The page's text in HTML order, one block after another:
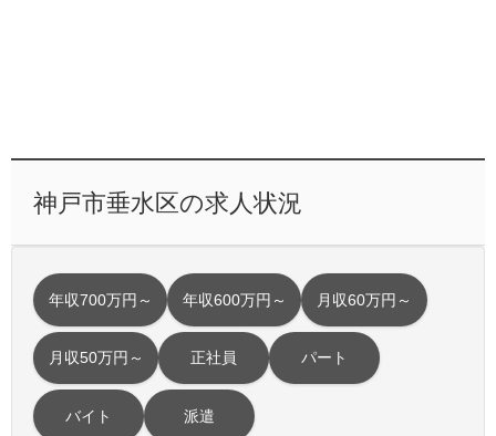
神戸市垂水区の求人状況
年収700万円～ 年収600万円～ 月収60万円～
月収50万円～ 正社員 パート
バイト 派遣